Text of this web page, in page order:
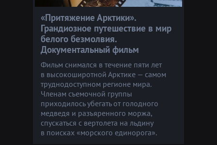
«Притяжение Арктики».
Грандиозное путешествие в мир
белого безмолвия.
Документальный фильм
Фильм снимался в течение пяти лет
в высокоширотной Арктике — самом
труднодоступном регионе мира.
Членам съемочной группы
приходилось убегать от голодного
медведя и разъяренного моржа,
спускаться с вертолета на льдину
в поисках «морского единорога».